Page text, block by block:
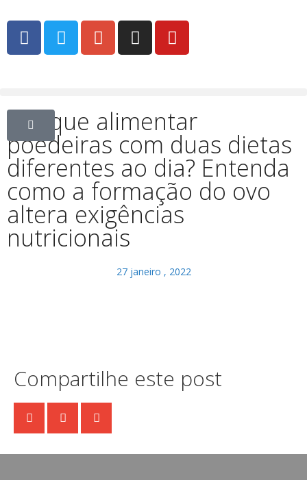
Por que alimentar
poedeiras com duas dietas
diferentes ao dia? Entenda
como a formação do ovo
altera exigências
nutricionais
27 janeiro , 2022
Compartilhe este post